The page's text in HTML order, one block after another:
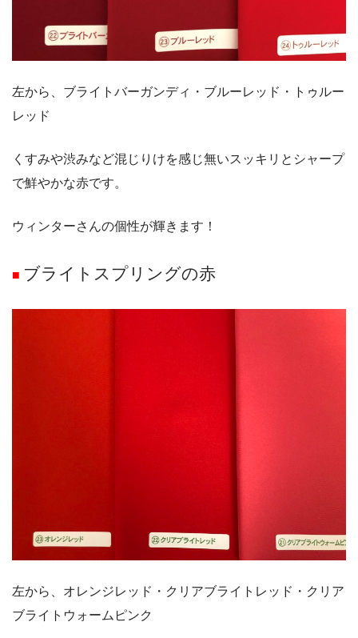
左から、ブライトバーガンディ・ブルーレッド・トゥルー
レッド
くすみや渋みなど混じりけを感じ無いスッキリとシャープ
で鮮やかな赤です。
ウィンターさんの個性が輝きます！
■ ブライトスプリングの赤
左から、オレンジレッド・クリアブライトレッド・クリア
ブライトウォームピンク